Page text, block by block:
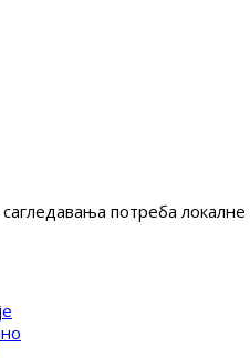
потреба